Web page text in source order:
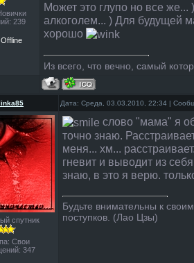
239
Offline
Может это глупо но все
алкоголем... ) Для будущей
хорошо
Из всего, что вечно, самый
Дата: Среда, 03.03.2010, 22:34 |
спутник
Свои
347
слово "мама" я
точно знаю.
меня... хм...
гневит и выводит из
знаю, в это я верю.
Будьте внимательны к
поступков. (Лао Цзы)